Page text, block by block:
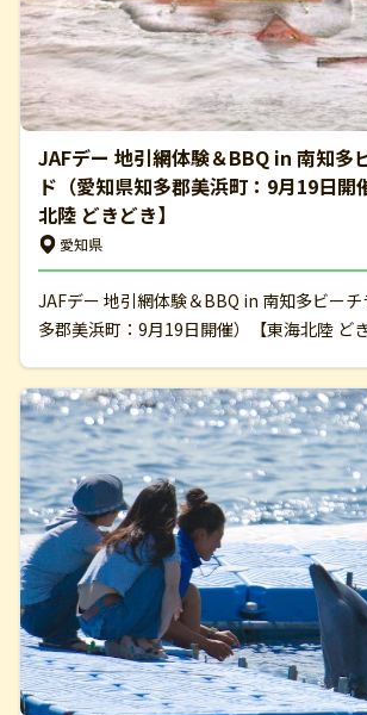
JAFデー 地引網体験＆BBQ in 南知多
ド（愛知県知多郡美浜町：9月19日開
北陸 どきどき】
愛知県
JAFデー 地引網体験＆BBQ in 南知多ビー
多郡美浜町：9月19日開催）【東海北陸 どき